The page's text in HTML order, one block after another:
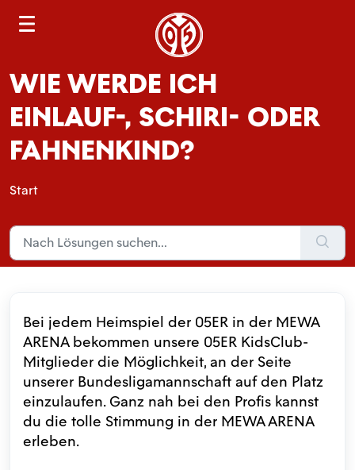
WIE WERDE ICH
EINLAUF-, SCHIRI- ODER
FAHNENKIND?
Start
Bei jedem Heimspiel der 05ER in der MEWA
ARENA bekommen unsere 05ER KidsClub-
Mitglieder die Möglichkeit, an der Seite
unserer Bundesligamannschaft auf den Platz
einzulaufen. Ganz nah bei den Profis kannst
du die tolle Stimmung in der MEWA ARENA
erleben.